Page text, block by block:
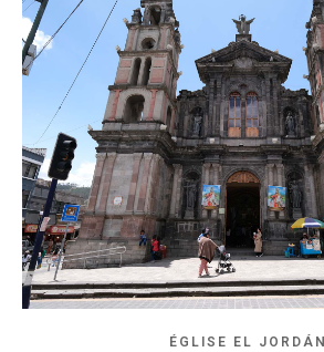
ÉGLISE EL JORDÁN